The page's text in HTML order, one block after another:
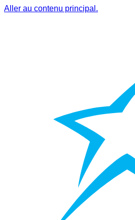
Aller au contenu principal.